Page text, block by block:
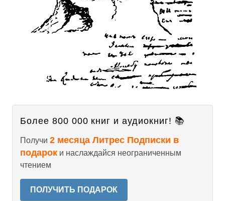
Более 800 000 книг и аудиокниг! 📚
Получи 2 месяца Литрес Подписки в
подарок и наслаждайся неограниченным
чтением
ПОЛУЧИТЬ ПОДАРОК